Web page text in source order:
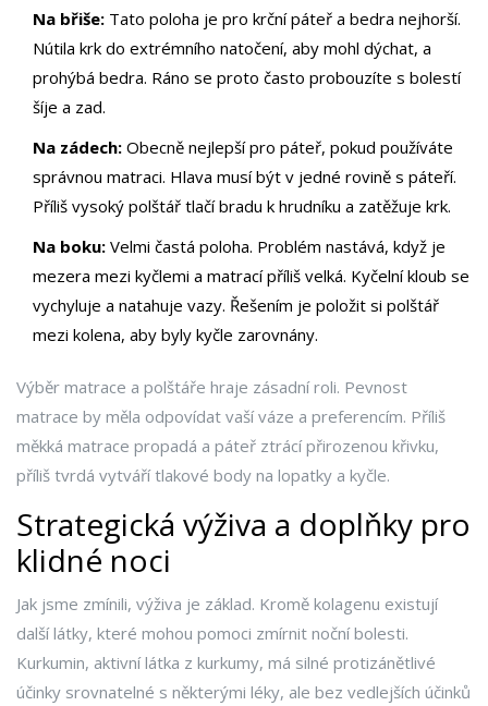
Na břiše: Tato poloha je pro krční páteř a bedra nejhorší.
Nútila krk do extrémního natočení, aby mohl dýchat, a
prohýbá bedra. Ráno se proto často probouzíte s bolestí
šíje a zad.
Na zádech: Obecně nejlepší pro páteř, pokud používáte
správnou matraci. Hlava musí být v jedné rovině s páteří.
Příliš vysoký polštář tlačí bradu k hrudníku a zatěžuje krk.
Na boku: Velmi častá poloha. Problém nastává, když je
mezera mezi kyčlemi a matrací příliš velká. Kyčelní kloub se
vychyluje a natahuje vazy. Řešením je položit si polštář
mezi kolena, aby byly kyčle zarovnány.
Výběr matrace a polštáře hraje zásadní roli. Pevnost
matrace by měla odpovídat vaší váze a preferencím. Příliš
měkká matrace propadá a páteř ztrácí přirozenou křivku,
příliš tvrdá vytváří tlakové body na lopatky a kyčle.
Strategická výživa a doplňky pro
klidné noci
Jak jsme zmínili, výživa je základ. Kromě kolagenu existují
další látky, které mohou pomoci zmírnit noční bolesti.
Kurkumin, aktivní látka z kurkumy, má silné protizánětlivé
účinky srovnatelné s některými léky, ale bez vedlejších účinků